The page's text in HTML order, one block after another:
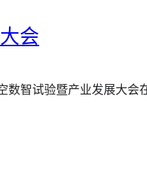
会
数智试验暨产业发展大